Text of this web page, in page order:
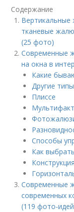
Содержание
Вертикальные
тканевые
(25 фото)
Современные
на окна в
Какие
Другие
Плиссе
Способы
Как
Конструкция
Современные
современных
(119 фото-